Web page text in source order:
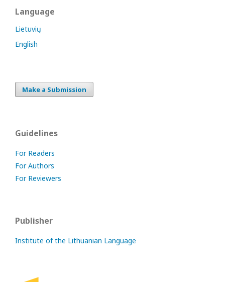
Language
Lietuvių
English
Make a Submission
Guidelines
For Readers
For Authors
For Reviewers
Publisher
Institute of the Lithuanian Language